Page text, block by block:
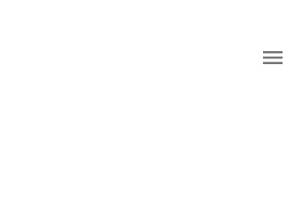
menu